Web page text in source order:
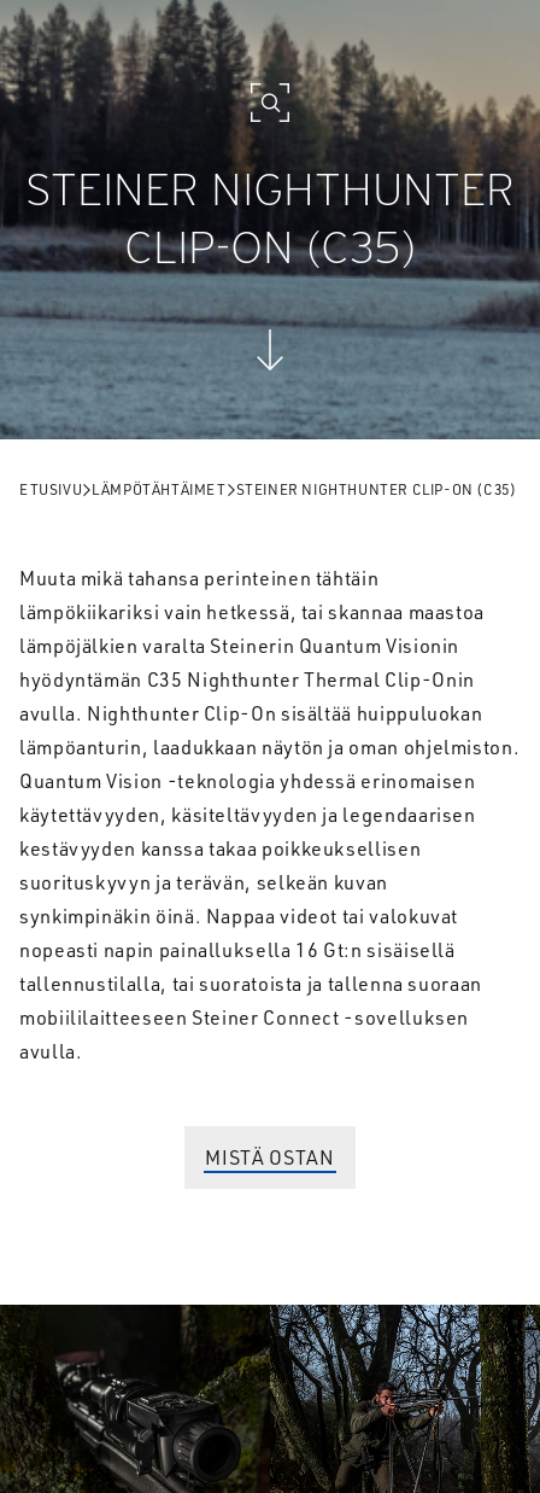
STEINER NIGHTHUNTER
CLIP-ON (C35)
ETUSIVU LÄMPÖTÄHTÄIMET STEINER NIGHTHUNTER CLIP-ON (C35)
Muuta mikä tahansa perinteinen tähtäin
lämpökiikariksi vain hetkessä, tai skannaa maastoa
lämpöjälkien varalta Steinerin Quantum Visionin
hyödyntämän C35 Nighthunter Thermal Clip-Onin
avulla. Nighthunter Clip-On sisältää huippuluokan
lämpöanturin, laadukkaan näytön ja oman ohjelmiston.
Quantum Vision -teknologia yhdessä erinomaisen
käytettävyyden, käsiteltävyyden ja legendaarisen
kestävyyden kanssa takaa poikkeuksellisen
suorituskyvyn ja terävän, selkeän kuvan
synkimpinäkin öinä. Nappaa videot tai valokuvat
nopeasti napin painalluksella 16 Gt:n sisäisellä
tallennustilalla, tai suoratoista ja tallenna suoraan
mobiililaitteeseen Steiner Connect -sovelluksen
avulla.
MISTÄ OSTAN